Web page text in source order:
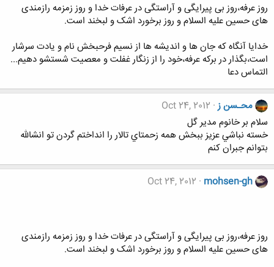
روز عرفه،روز بی پیرایگی و آراستگی در عرفات خدا و روز زمزمه رازمندی
های حسین علیه السلام و روز برخورد اشک و لبخند است.
خدایا آنگاه که جان ها و اندیشه ها از نسیم فرحبخش نام و یادت سرشار
است،بگذار در برکه عرفه،خود را از زنگار غفلت و معصیت شستشو دهیم...
التماس دعا
محـسن ز Oct 24, 2012
سلام بر خانوم مدير گل
خسته نباشي عزيز ببخش همه زحمتاي تالار را انداختم گردن تو انشالله
بتوانم جبران كنم
mohsen-gh
Oct 24, 2012
روز عرفه،روز بی پیرایگی و آراستگی در عرفات خدا و روز زمزمه رازمندی
های حسین علیه السلام و روز برخورد اشک و لبخند است.